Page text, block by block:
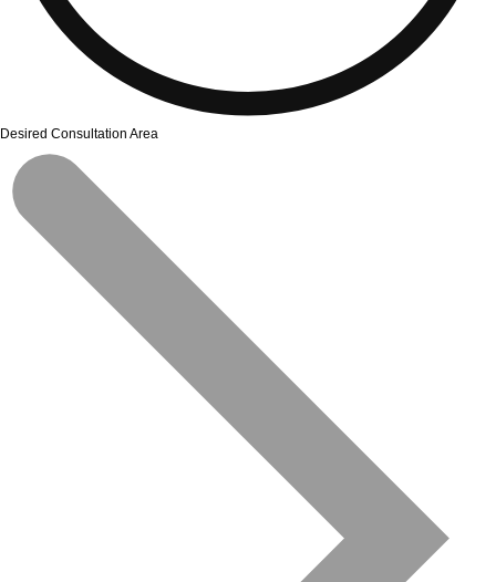
Desired Consultation Area